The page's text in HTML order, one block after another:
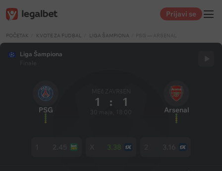
Prijavi se
POČETAK KVOTE ZA FUDBAL LIGA ŠAMPIONA PSG — ARSENAL
Liga Šampiona
PSG
MEč ZAVRšEN
1 : 1
Arsenal
3.38